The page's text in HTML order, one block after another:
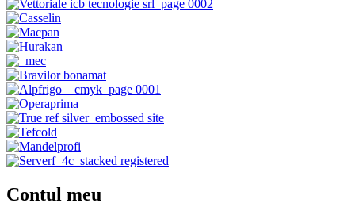
Contul meu